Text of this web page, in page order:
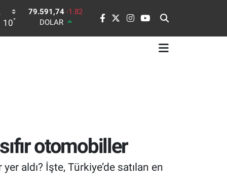
10°
DOLAR
45,43620 0.02
EURO
otomobiller
aldı? İşte, Türkiye’de satılan en